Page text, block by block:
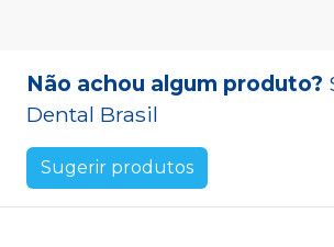
Não achou algum produto?
Dental Brasil
Sugerir produtos